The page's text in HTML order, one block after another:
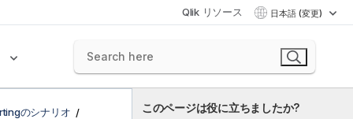
Qlik リソース 日本語 (変更)
このページは役に立ちましたか?
のシナリオ